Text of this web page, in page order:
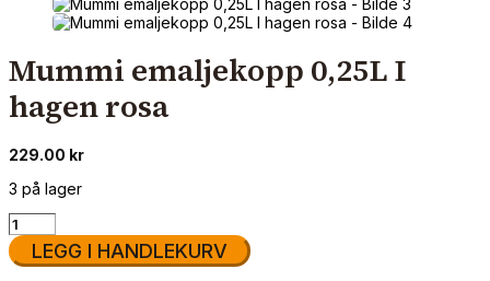
Mummi emaljekopp 0,25L I
hagen rosa
229.00 kr
3 på lager
Mummi
emaljekopp
0,25LLEGG I HANDLEKURV